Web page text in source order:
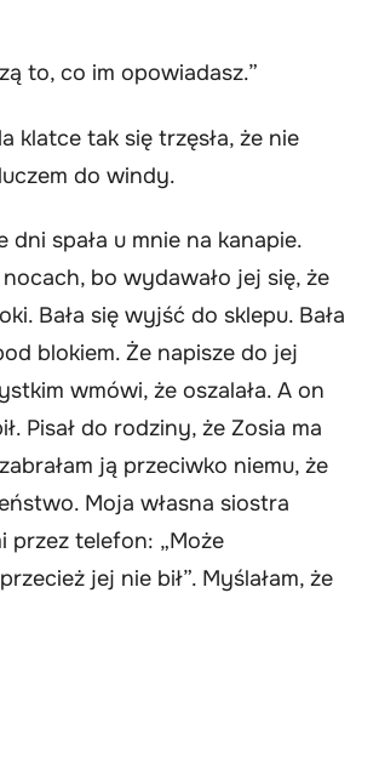
to, co im opowiadasz.”
klatce tak się trzęsła, że nie
do windy.
dni spała u mnie na kanapie.
nocach, bo wydawało jej się, że
Bała się wyjść do sklepu. Bała
blokiem. Że napisze do jej
wmówi, że oszalała. A on
Pisał do rodziny, że Zosia ma
ją przeciwko niemu, że
Moja własna siostra
przez telefon: „Może
jej nie bił”. Myślałam, że